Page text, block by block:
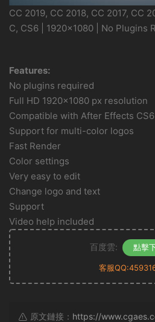
CC 2019, CC 2018, CC 2017, CC
C, CS6 | 1920×1080 | No Plugins
Features:
No plugins required
Full HD 1920×1080 px resolution
Compatible with After Effects
Support for multi-color logos
Fast Render
Color settings
Very easy to edit
Change logo and text
Support
Video help included
百度雲: 點擊
客服
原文鏈接： https://